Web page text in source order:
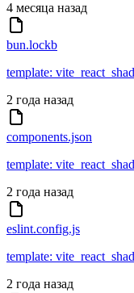
4 месяца назад
bun.lockb
template:
2 года назад
components.json
template:
2 года назад
eslint.config.js
template:
2 года назад